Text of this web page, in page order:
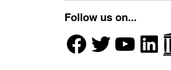
Follow us on...